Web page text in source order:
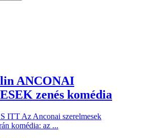
ANCONAI
zenés komédia
ITT Az Anconai szerelmesek
komédia: az ...